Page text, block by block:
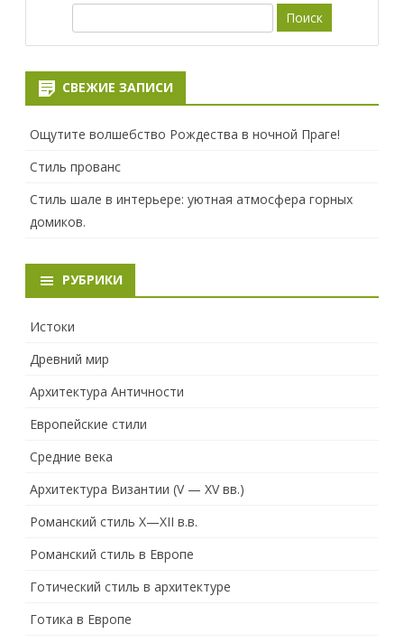
СВЕЖИЕ ЗАПИСИ
Ощутите волшебство Рождества в ночной Праге!
Стиль прованс
Стиль шале в интерьере: уютная атмосфера горных
домиков.
РУБРИКИ
Истоки
Древний мир
Архитектура Античности
Европейские стили
Средние века
Архитектура Византии (V — XV вв.)
Романский стиль X—XII в.в.
Романский стиль в Европе
Готический стиль в архитектуре
Готика в Европе